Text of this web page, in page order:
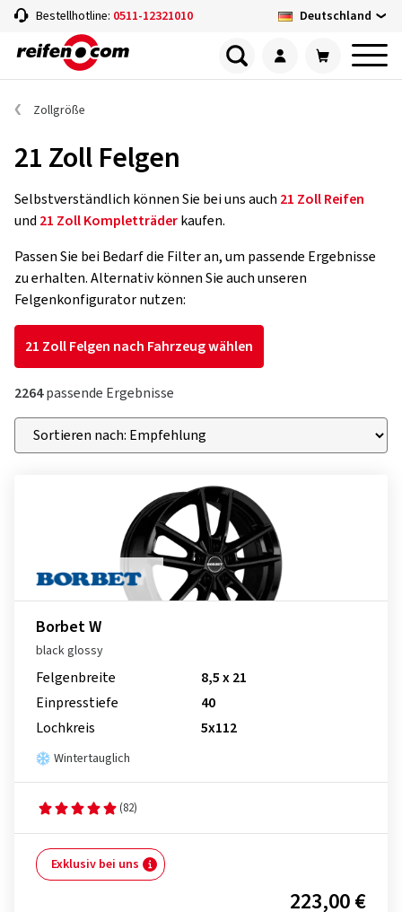
Bestellhotline: 0511-12321010 Deutschland
Zollgröße
21 Zoll Felgen
Selbstverständlich können Sie bei uns auch 21 Zoll Reifen
und 21 Zoll Kompletträderkaufen.
Passen Sie bei Bedarf die Filter an, um passende Ergebnisse
zu erhalten. Alternativ können Sie auch unseren
Felgenkonfigurator nutzen:
21 Zoll Felgen nach Fahrzeug wählen
2264passende Ergebnisse
Borbet W
black glossy
Felgenbreite
8,5 x 21
Einpresstiefe
40
Lochkreis
5x112
Wintertauglich
(82)
Exklusiv bei uns
223,00 €